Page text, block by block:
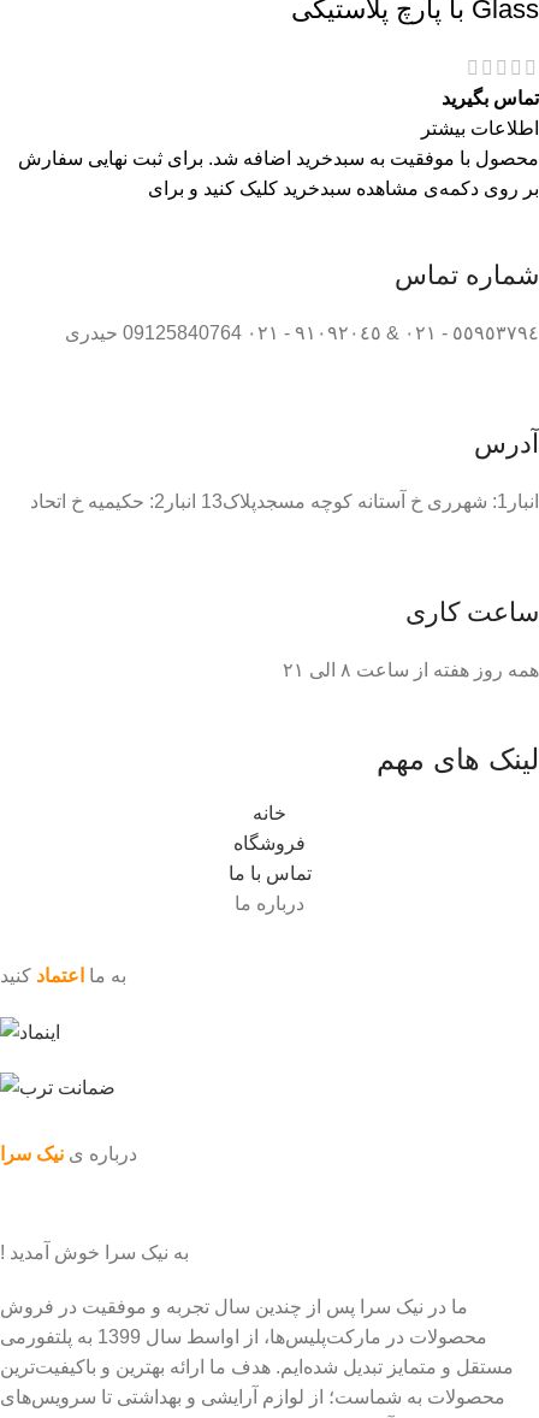
Glass با پارچ پلاستیکی
تماس بگیرید
اطلاعات بیشتر
محصول با موفقیت به سبدخرید اضافه شد. برای ثبت نهایی سفارش
بر روی دکمه‌ی مشاهده سبدخرید کلیک کنید و برای
شماره تماس
٥٥٩٥٣٧٩٤ - ٠٢١ & ٩١٠٩٢٠٤٥ - ٠٢١ 09125840764 حیدری
آدرس
انبار1: شهرری خ آستانه کوچه مسجدپلاک13 انبار2: حکیمیه خ اتحاد
ساعت کاری
همه روز هفته از ساعت ٨ الی ۲۱
لینک های مهم
خانه
فروشگاه
تماس با ما
درباره ما
درباره ی نیک سرا
به نیک سرا خوش آمدید !
ما در نیک سرا پس از چندین سال تجربه و موفقیت در فروش
محصولات در مارکت‌پلیس‌ها، از اواسط سال 1399 به پلتفورمی
مستقل و متمایز تبدیل شده‌ایم. هدف ما ارائه بهترین و باکیفیت‌ترین
محصولات به شماست؛ از لوازم آرایشی و بهداشتی تا سرویس‌های
به ما اعتماد کنید